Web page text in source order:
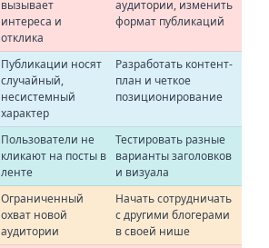
вызывает
интереса и
отклика
аудитории, изменить
формат публикаций
Публикации носят
случайный,
несистемный
характер
Разработать контент-
план и четкое
позиционирование
Пользователи не
кликают на посты в
ленте
Тестировать разные
варианты заголовков
и визуала
Ограниченный
охват новой
аудитории
Начать сотрудничать
с другими блогерами
в своей нише